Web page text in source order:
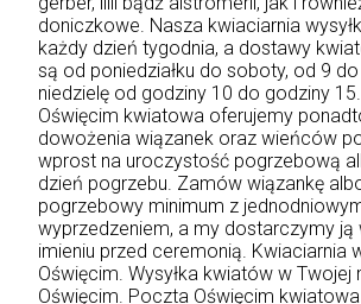
doniczkowe. Nasza kwiaciarnia
każdy dzień tygodnia, a dostawy
są od poniedziałku do soboty, od 9
niedzielę od godziny 10 do godziny
Oświęcim kwiatowa oferujemy
dowożenia wiązanek oraz wieńców
wprost na uroczystość pogrzebową
dzień pogrzebu. Zamów wiązankę
pogrzebowy minimum z
wyprzedzeniem, a my dostarczymy ją
imieniu przed ceremonią. Kwiaciarnia
Oświęcim. Wysyłka kwiatów w
Oświęcim. Poczta Oświęcim